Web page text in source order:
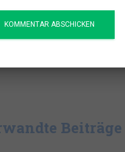
Beiträge